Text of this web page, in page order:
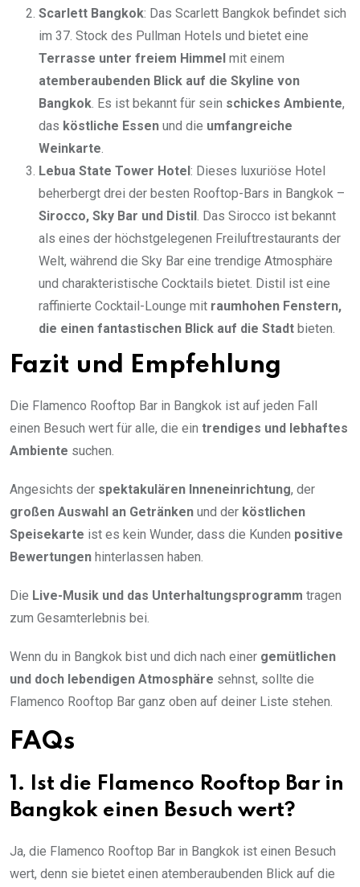
Scarlett Bangkok: Das Scarlett Bangkok befindet sich
im 37. Stock des Pullman Hotels und bietet eine
Terrasse unter freiem Himmel mit einem
atemberaubenden Blick auf die Skyline von
Bangkok. Es ist bekannt für sein schickes Ambiente,
das köstliche Essen und die umfangreiche
Weinkarte.
Lebua State Tower Hotel: Dieses luxuriöse Hotel
beherbergt drei der besten Rooftop-Bars in Bangkok –
Sirocco, Sky Bar und Distil. Das Sirocco ist bekannt
als eines der höchstgelegenen Freiluftrestaurants der
Welt, während die Sky Bar eine trendige Atmosphäre
und charakteristische Cocktails bietet. Distil ist eine
raffinierte Cocktail-Lounge mit raumhohen Fenstern,
die einen fantastischen Blick auf die Stadt bieten.
Fazit und Empfehlung
Die Flamenco Rooftop Bar in Bangkok ist auf jeden Fall
einen Besuch wert für alle, die ein trendiges und lebhaftes
Ambiente suchen.
Angesichts der spektakulären Inneneinrichtung, der
großen Auswahl an Getränken und der köstlichen
Speisekarte ist es kein Wunder, dass die Kunden positive
Bewertungen hinterlassen haben.
Die Live-Musik und das Unterhaltungsprogramm tragen
zum Gesamterlebnis bei.
Wenn du in Bangkok bist und dich nach einer gemütlichen
und doch lebendigen Atmosphäre sehnst, sollte die
Flamenco Rooftop Bar ganz oben auf deiner Liste stehen.
FAQs
1. Ist die Flamenco Rooftop Bar in
Bangkok einen Besuch wert?
Ja, die Flamenco Rooftop Bar in Bangkok ist einen Besuch
wert, denn sie bietet einen atemberaubenden Blick auf die